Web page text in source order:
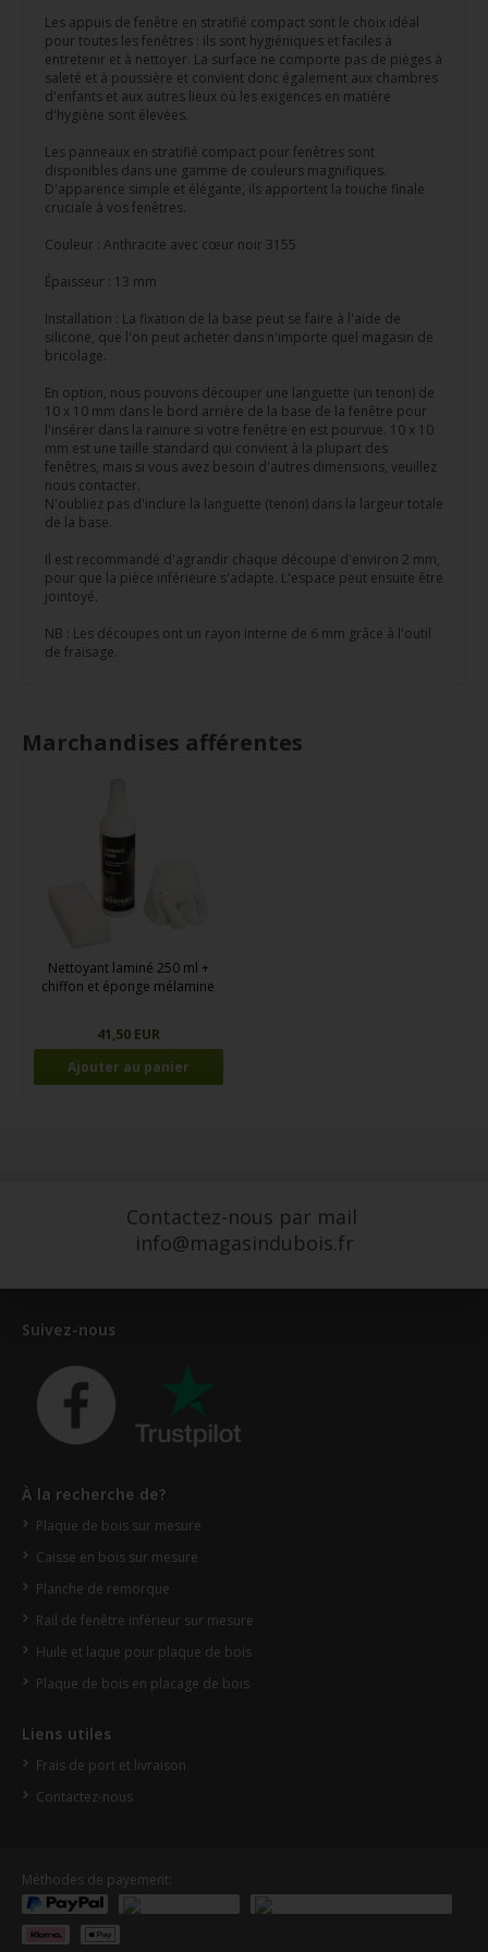
Les appuis de fenêtre en stratifié compact sont le choix idéal
pour toutes les fenêtres : ils sont hygiéniques et faciles à
entretenir et à nettoyer. La surface ne comporte pas de pièges à
saleté et à poussière et convient donc également aux chambres
d'enfants et aux autres lieux où les exigences en matière
d'hygiène sont élevées.
Les panneaux en stratifié compact pour fenêtres sont
disponibles dans une gamme de couleurs magnifiques.
D'apparence simple et élégante, ils apportent la touche finale
cruciale à vos fenêtres.
Couleur : Anthracite avec cœur noir 3155
Épaisseur : 13 mm
Installation : La fixation de la base peut se faire à l'aide de
silicone, que l'on peut acheter dans n'importe quel magasin de
bricolage.
En option, nous pouvons découper une languette (un tenon) de
10 x 10 mm dans le bord arrière de la base de la fenêtre pour
l'insérer dans la rainure si votre fenêtre en est pourvue. 10 x 10
mm est une taille standard qui convient à la plupart des
fenêtres, mais si vous avez besoin d'autres dimensions, veuillez
nous contacter.
N'oubliez pas d'inclure la languette (tenon) dans la largeur totale
de la base.
Il est recommandé d'agrandir chaque découpe d'environ 2 mm,
pour que la pièce inférieure s'adapte. L'espace peut ensuite être
jointoyé.
NB : Les découpes ont un rayon interne de 6 mm grâce à l'outil
de fraisage.
Marchandises afférentes
Nettoyant laminé 250 ml +
chiffon et éponge mélamine
41,50 EUR
Contactez-nous par mail
info@magasindubois.fr
Suivez-nous
À la recherche de?
Plaque de bois sur mesure
Caisse en bois sur mesure
Planche de remorque
Rail de fenêtre inférieur sur mesure
Huile et laque pour plaque de bois
Plaque de bois en placage de bois
Liens utiles
Frais de port et livraison
Contactez-nous
Méthodes de payement: